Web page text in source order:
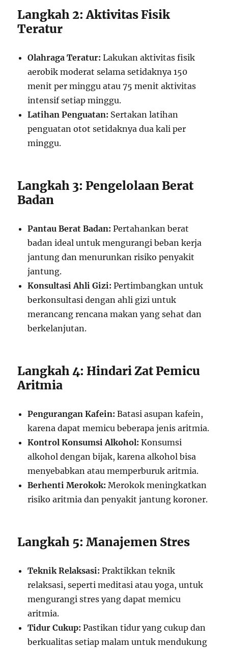
Langkah 2: Aktivitas Fisik
Teratur
Olahraga Teratur: Lakukan aktivitas fisik
aerobik moderat selama setidaknya 150
menit per minggu atau 75 menit aktivitas
intensif setiap minggu.
Latihan Penguatan: Sertakan latihan
penguatan otot setidaknya dua kali per
minggu.
Langkah 3: Pengelolaan Berat
Badan
Pantau Berat Badan: Pertahankan berat
badan ideal untuk mengurangi beban kerja
jantung dan menurunkan risiko penyakit
jantung.
Konsultasi Ahli Gizi: Pertimbangkan untuk
berkonsultasi dengan ahli gizi untuk
merancang rencana makan yang sehat dan
berkelanjutan.
Langkah 4: Hindari Zat Pemicu
Aritmia
Pengurangan Kafein: Batasi asupan kafein,
karena dapat memicu beberapa jenis aritmia.
Kontrol Konsumsi Alkohol: Konsumsi
alkohol dengan bijak, karena alkohol bisa
menyebabkan atau memperburuk aritmia.
Berhenti Merokok: Merokok meningkatkan
risiko aritmia dan penyakit jantung koroner.
Langkah 5: Manajemen Stres
Teknik Relaksasi: Praktikkan teknik
relaksasi, seperti meditasi atau yoga, untuk
mengurangi stres yang dapat memicu
aritmia.
Tidur Cukup: Pastikan tidur yang cukup dan
berkualitas setiap malam untuk mendukung